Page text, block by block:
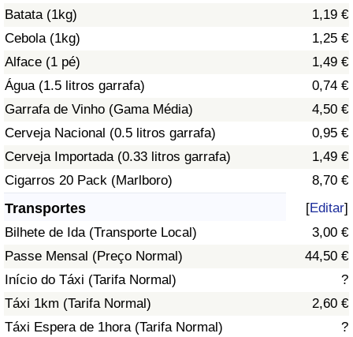
Batata (1kg)
1,19 €
Cebola (1kg)
1,25 €
Alface (1 pé)
1,49 €
Água (1.5 litros garrafa)
0,74 €
Garrafa de Vinho (Gama Média)
4,50 €
Cerveja Nacional (0.5 litros garrafa)
0,95 €
Cerveja Importada (0.33 litros garrafa)
1,49 €
Cigarros 20 Pack (Marlboro)
8,70 €
Transportes [Editar]
Bilhete de Ida (Transporte Local)
3,00 €
Passe Mensal (Preço Normal)
44,50 €
Início do Táxi (Tarifa Normal)
?
Táxi 1km (Tarifa Normal)
2,60 €
Táxi Espera de 1hora (Tarifa Normal)
?
Indicador de Poluição por País
Trânsito
Indicador de Trânsito
Indicador de Trânsito (Atual)
Indicador de Trânsito por País